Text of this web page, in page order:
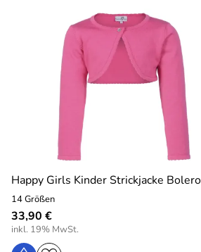
Happy Girls Kinder Strickjacke
14 Größen
33,90 €
inkl. 19% MwSt.